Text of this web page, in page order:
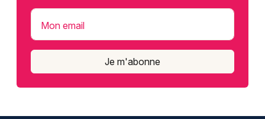
Mon email
Je m'abonne